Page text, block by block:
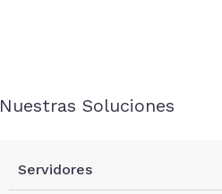
Nuestras Soluciones
Servidores